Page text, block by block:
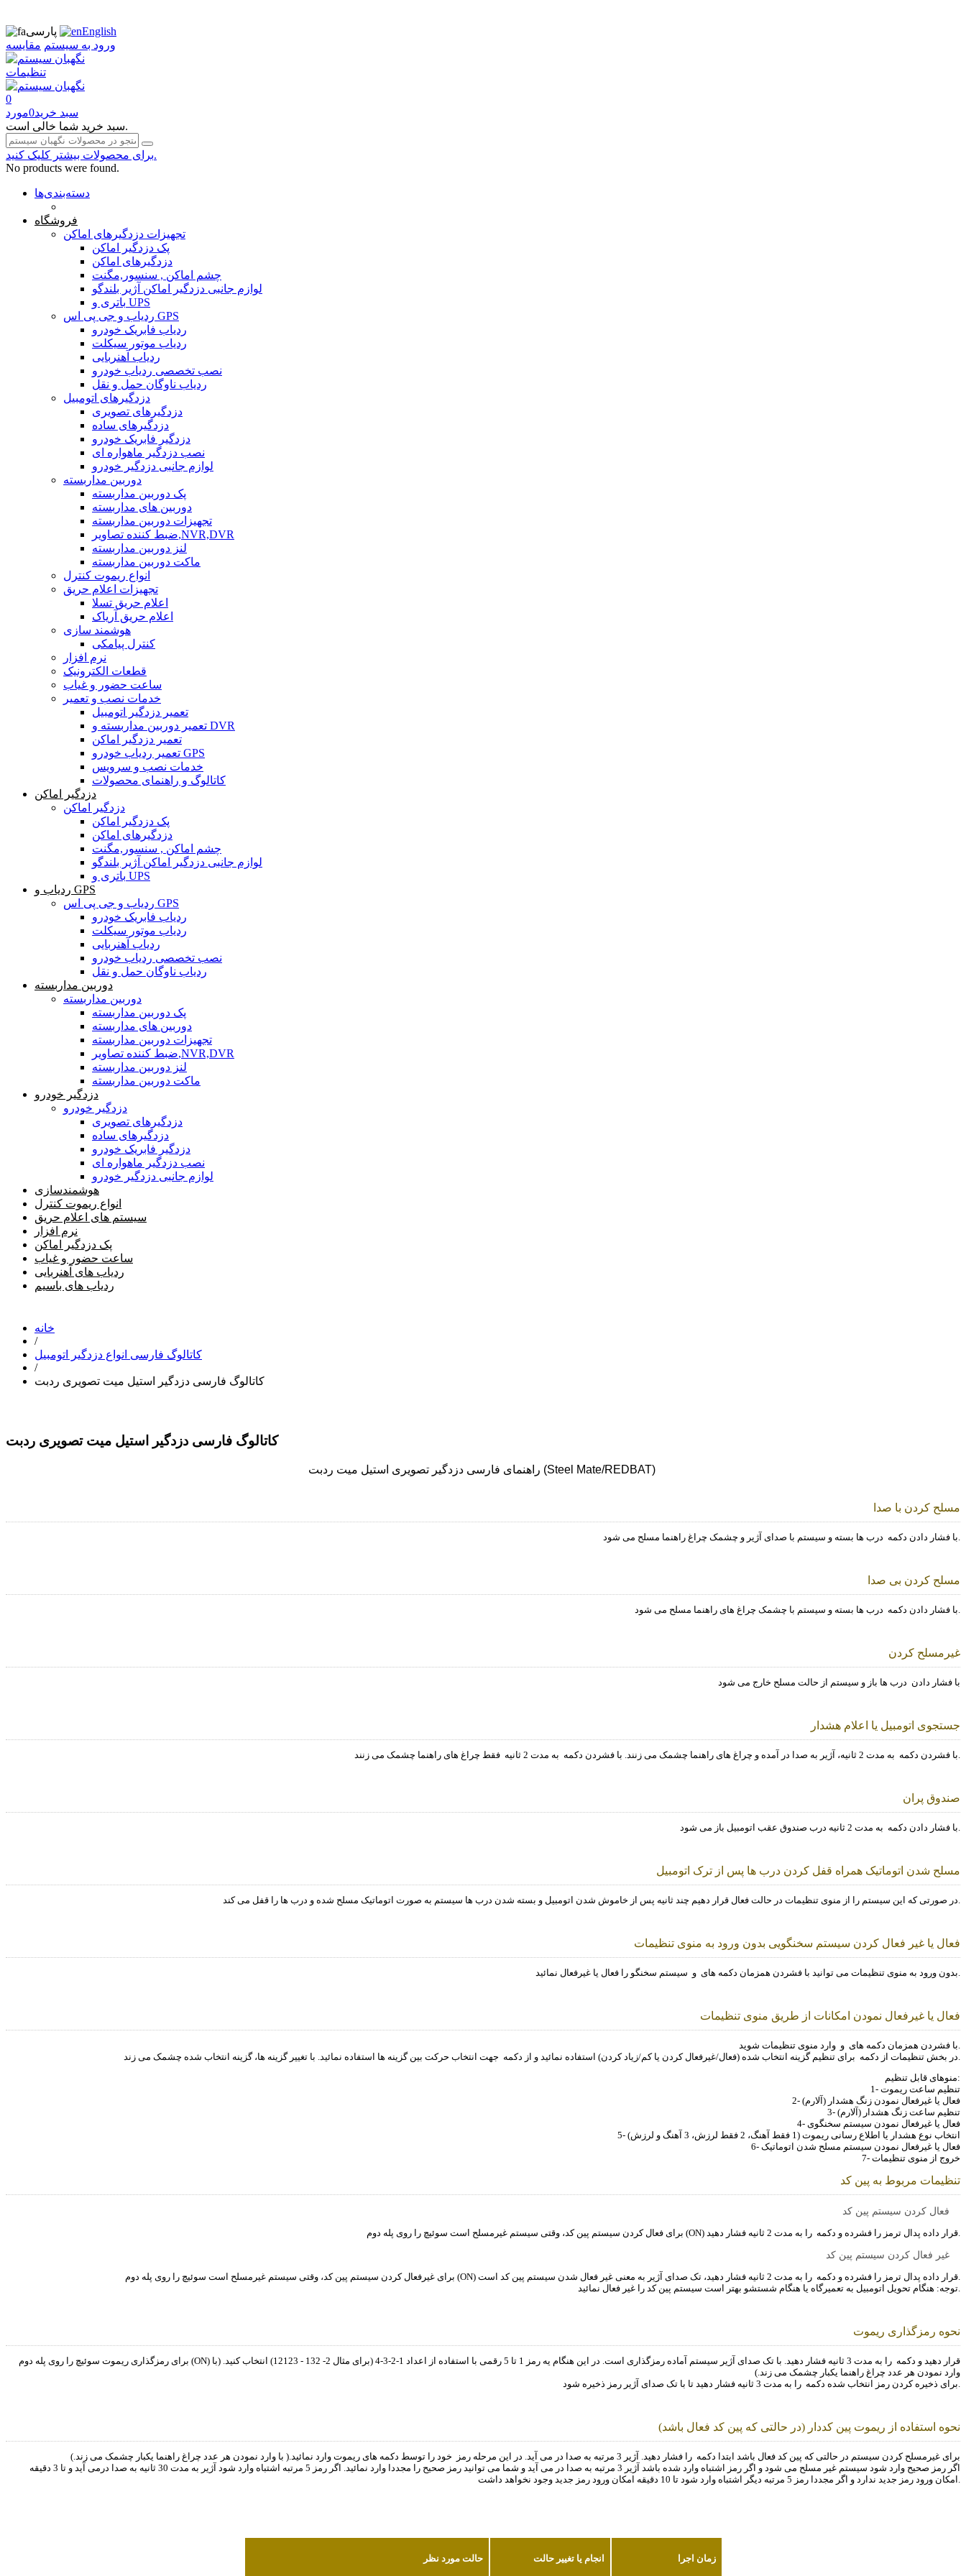
پارسی
English
ورود به سیستم مقایسه
تنظیمات
0
سبد خرید0مورد
سبد خرید شما خالی است.
برای محصولات بیشتر کلیک کنید.
No products were found.
دسته‌بندی‌ها
فروشگاه
تجهیزات دزدگیرهای اماکن
پک دزدگیر اماکن
دزدگیرهای اماکن
چشم اماکن , سنسور,مگنت
لوازم جانبی دزدگیر اماکن آژیر بلندگو
باتری و UPS
ردیاب و جی پی اس GPS
ردیاب فابریک خودرو
ردیاب موتور سیکلت
ردیاب آهنربایی
نصب تخصصی ردیاب خودرو
ردیاب ناوگان حمل و نقل
دزدگیرهای اتومبیل
دزدگیرهای تصویری
دزدگیرهای ساده
دزدگیر فابریک خودرو
نصب دزدگیر ماهواره ای
لوازم جانبی دزدگیر خودرو
دوربین مداربسته
پک دوربین مداربسته
دوربین های مداربسته
تجهیزات دوربین مداربسته
ضبط کننده تصاویر,NVR,DVR
لنز دوربین مداربسته
ماکت دوربین مداربسته
انواع ریموت کنترل
تجهیزات اعلام حریق
اعلام حریق تسلا
اعلام حریق آریاک
هوشمند سازی
کنترل پیامکی
نرم افزار
قطعات الکترونیک
ساعت حضور و غیاب
خدمات نصب و تعمیر
تعمیر دزدگیر اتومبیل
تعمیر دوربین مداربسته و DVR
تعمیر دزدگیر اماکن
تعمیر ردیاب خودرو GPS
خدمات نصب و سرویس
کاتالوگ و راهنمای محصولات
دزدگیر اماکن
دزدگیر اماکن
پک دزدگیر اماکن
دزدگیرهای اماکن
چشم اماکن , سنسور,مگنت
لوازم جانبی دزدگیر اماکن آژیر بلندگو
باتری و UPS
ردیاب و GPS
ردیاب و جی پی اس GPS
ردیاب فابریک خودرو
ردیاب موتور سیکلت
ردیاب آهنربایی
نصب تخصصی ردیاب خودرو
ردیاب ناوگان حمل و نقل
دوربین مداربسته
دوربین مداربسته
پک دوربین مداربسته
دوربین های مداربسته
تجهیزات دوربین مداربسته
ضبط کننده تصاویر,NVR,DVR
لنز دوربین مداربسته
ماکت دوربین مداربسته
دزدگیر خودرو
دزدگیر خودرو
دزدگیرهای تصویری
دزدگیرهای ساده
دزدگیر فابریک خودرو
نصب دزدگیر ماهواره ای
لوازم جانبی دزدگیر خودرو
هوشمندسازی
انواع ریموت کنترل
سیستم های اعلام حریق
نرم افزار
پک دزدگیر اماکن
ساعت حضور و غیاب
ردیاب های آهنربایی
ردیاب های باسیم
خانه
/
کاتالوگ فارسی انواع دزدگیر اتومبیل
/
کاتالوگ فارسی دزدگیر استیل میت تصویری ردبت
کاتالوگ فارسی دزدگیر استیل میت تصویری ردبت
راهنمای فارسی دزدگیر تصویری استیل میت ردبت (Steel Mate/REDBAT)
مسلح کردن با صدا
با فشار دادن دکمهدرب ها بسته و سیستم با صدای آژیر و چشمک چراغ راهنما مسلح می شود.
مسلح کردن بی صدا
با فشار دادن دکمهدرب ها بسته و سیستم با چشمک چراغ های راهنما مسلح می شود.
غیرمسلح کردن
با فشار دادن درب ها باز و سیستم از حالت مسلح خارج می شود
جستجوی اتومبیل یا اعلام هشدار
با فشردن دکمه به مدت 2 ثانیه، آژیر به صدا در آمده و چراغ های راهنما چشمک می زنند. با فشردن دکمه به مدت 2 ثانیه فقط چراغ های راهنما چشمک می زنند.
صندوق پران
با فشار دادن دکمهبه مدت 2 ثانیه درب صندوق عقب اتومبیل باز می شود.
مسلح شدن اتوماتیک همراه قفل کردن درب ها پس از ترک اتومبیل
در صورتی که این سیستم را از منوی تنظیمات در حالت فعال قرار دهیم چند ثانیه پس از خاموش شدن اتومبیل و بسته شدن درب ها سیستم به صورت اتوماتیک مسلح شده و درب ها را قفل می کند.
فعال یا غیر فعال کردن سیستم سخنگویی بدون ورود به منوی تنظیمات
بدون ورود به منوی تنظیمات می توانید با فشردن همزمان دکمه های و سیستم سخنگو را فعال یا غیرفعال نمائید.
فعال یا غیرفعال نمودن امکانات از طریق منوی تنظیمات
با فشردن همزمان دکمه های و
وارد منوی تنظیمات شوید.
در بخش تنظیمات از دکمه برای تنظیم گزینه انتخاب شده (فعال/غیرفعال کردن یا کم/زیاد کردن) استفاده نمائید و از دکمه
جهت انتخاب حرکت بین گزینه ها استفاده نمائید. با تغییر گزینه ها، گزینه انتخاب شده چشمک می زند.
منوهای قابل تنظیم:
1- تنظیم ساعت ریموت
2- فعال یا غیرفعال نمودن زنگ هشدار (آلارم)
3- تنظیم ساعت زنگ هشدار (آلارم)
4- فعال یا غیرفعال نمودن سیستم سخنگوی
5- انتخاب نوع هشدار یا اطلاع رسانی ریموت (1 فقط آهنگ، 2 فقط لرزش، 3 آهنگ و لرزش)
6- فعال یا غیرفعال نمودن سیستم مسلح شدن اتوماتیک
7- خروج از منوی تنظیمات
تنظیمات مربوط به پین کد
فعال کردن سیستم پین کد
برای فعال کردن سیستم پین کد، وقتی سیستم غیرمسلح است سوئیچ را روی پله دوم (ON) قرار داده پدال ترمز را فشرده و دکمهرا به مدت 2 ثانیه فشار دهید.
غیر فعال کردن سیستم پین کد
برای غیرفعال کردن سیستم پین کد، وقتی سیستم غیرمسلح است سوئیچ را روی پله دوم (ON) قرار داده پدال ترمز را فشرده و دکمهرا به مدت 2 ثانیه فشار دهید، تک صدای آژیر به معنی غیر فعال شدن سیستم پین کد است.
توجه: هنگام تحویل اتومبیل به تعمیرگاه یا هنگام شستشو بهتر است سیستم پین کد را غیر فعال نمائید.
نحوه رمزگذاری ریموت
برای رمزگذاری ریموت سوئیچ را روی پله دوم (ON) قرار دهید و دکمه
را به مدت 3 ثانیه فشار دهید. با تک صدای آژیر سیستم آماده رمزگذاری است. در این هنگام یه رمز 1 تا 5 رقمی با استفاده از اعداد 1-2-3-4 (برای مثال 2- 132 - 12123) انتخاب کنید. (با
وارد نمودن هر عدد چراغ راهنما یکبار چشمک می زند.)
برای ذخیره کردن رمز انتخاب شده دکمهرا به مدت 3 ثانیه فشار دهید تا با تک صدای آژیر رمز ذخیره شود.
نحوه استفاده از ریموت پین کددار (در حالتی که پین کد فعال باشد)
برای غیرمسلح کردن سیستم در حالتی که پین کد فعال باشد ابتدا دکمه را فشار دهید. آژیر 3 مرتبه به صدا در می آید. در این مرحله رمز خود را توسط دکمه های ریموت وارد نمائید.( با وارد نمودن هر عدد چراغ راهنما یکبار چشمک می زند.)
اگر رمز صحیح وارد شود سیستم غیر مسلح می شود و اگر رمز اشتباه وارد شده باشد آژیر 3 مرتبه به صدا در می آید و شما می توانید رمز صحیح را مجددا وارد نمائید. اگر رمز 5 مرتبه اشتباه وارد شود آژیر به مدت 30 ثانیه به صدا درمی آید و تا 3 دقیقه
امکان ورود رمز جدید ندارد و اگر مجددا رمز 5 مرتبه دیگر اشتباه وارد شود تا 10 دقیقه امکان ورود رمز جدید وجود نخواهد داشت.
حالت مورد نظر انجام یا تغییر حالت زمان اجرا